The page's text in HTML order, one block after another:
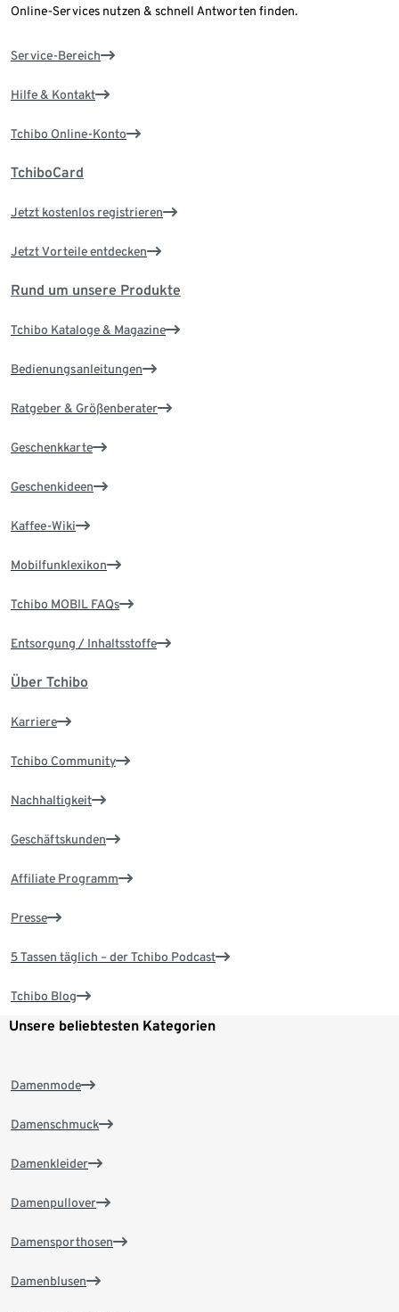
Online-Services nutzen & schnell Antworten finden.
Service-Bereich
Hilfe & Kontakt
Tchibo Online-Konto
TchiboCard
Jetzt kostenlos registrieren
Jetzt Vorteile entdecken
Rund um unsere Produkte
Tchibo Kataloge & Magazine
Bedienungsanleitungen
Ratgeber & Größenberater
Geschenkkarte
Geschenkideen
Kaffee-Wiki
Mobilfunklexikon
Tchibo MOBIL FAQs
Entsorgung / Inhaltsstoffe
Über Tchibo
Karriere
Tchibo Community
Nachhaltigkeit
Geschäftskunden
Affiliate Programm
Presse
5 Tassen täglich – der Tchibo Podcast
Tchibo Blog
Unsere beliebtesten Kategorien
Damenmode
Damenschmuck
Damenkleider
Damenpullover
Damensporthosen
Damenblusen